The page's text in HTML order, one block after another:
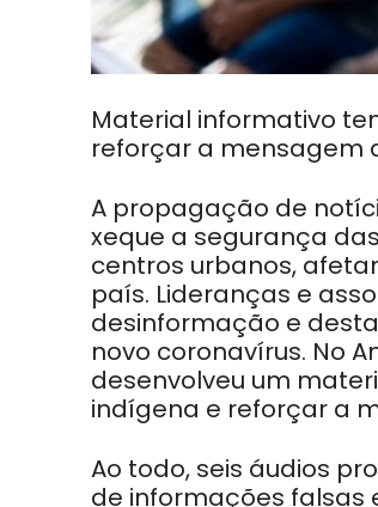
Material informativo
reforçar a mensagem
A propagação de
xeque a segurança
centros urbanos,
país. Lideranças e
desinformação e
novo coronavírus. No
desenvolveu um
indígena e reforçar a
Ao todo, seis áudios
de informações falsas